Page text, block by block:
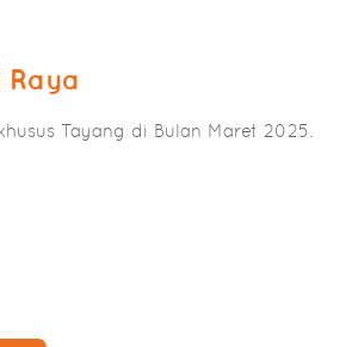
Tayang di Bulan Maret 2025.